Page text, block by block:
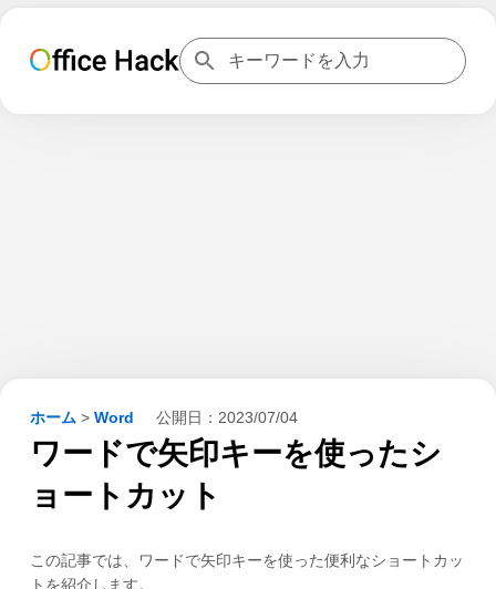
ホーム > Word 公開日： 2023/07/04
ワードで矢印キーを使ったシ
ョートカット
この記事では、ワードで矢印キーを使った便利なショートカッ
トを紹介します。